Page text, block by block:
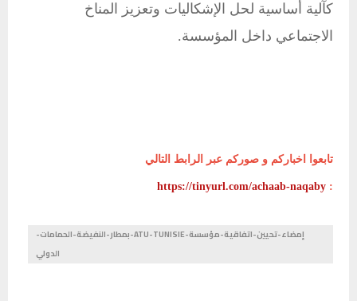
كآلية أساسية لحل الإشكاليات وتعزيز المناخ
الاجتماعي داخل المؤسسة.
تابعوا اخباركم و صوركم عبر الرابط التالي
:
https://tinyurl.com/achaab-naqaby
إمضاء-تحيين-اتفاقية-مؤسسة-ATU-TUNISIE-بمطار-النفيضة-الحمامات-
الدولي